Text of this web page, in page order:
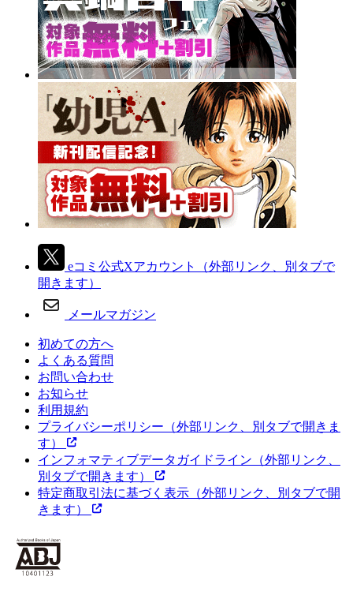
eコミ公式Xアカウント
（外部リンク、別タブで
開きます）
メールマガジン
初めての方へ
よくある質問
お問い合わせ
お知らせ
利用規約
プライバシーポリシー （外部リンク、別タブで開きま
す）
インフォマティブデータガイドライン （外部リンク、
別タブで開きます）
特定商取引法に基づく表示 （外部リンク、別タブで開
きます）